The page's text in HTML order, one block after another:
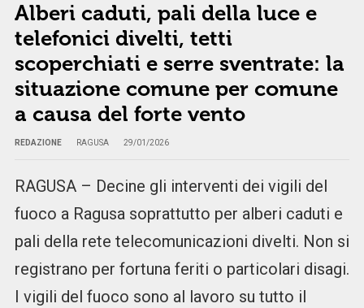
Alberi caduti, pali della luce e
telefonici divelti, tetti
scoperchiati e serre sventrate: la
situazione comune per comune
a causa del forte vento
REDAZIONE RAGUSA 29/01/2026
RAGUSA – Decine gli interventi dei vigili del
fuoco a Ragusa soprattutto per alberi caduti e
pali della rete telecomunicazioni divelti. Non si
registrano per fortuna feriti o particolari disagi.
I vigili del fuoco sono al lavoro su tutto il